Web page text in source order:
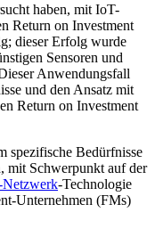
haben, mit IoT-
Return on Investment
dieser Erfolg wurde
Sensoren und
Anwendungsfall
und den Ansatz mit
Return on Investment
spezifische Bedürfnisse
mit Schwerpunkt auf der
-Technologie
Unternehmen (FMs)